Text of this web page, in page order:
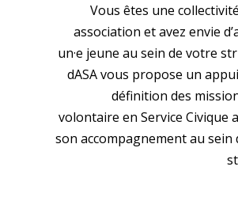
Vous êtes une
association et avez envie
un·e jeune au sein de votre
dASA vous propose un
définition des
volontaire en Service Civique
son accompagnement au sein